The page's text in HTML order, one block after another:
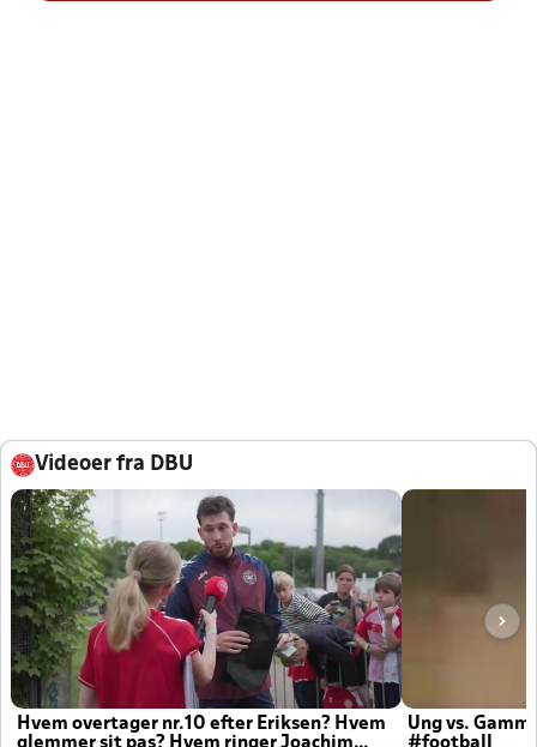
Videoer fra DBU
Hvem overtager nr.10 efter Eriksen? Hvem
Ung vs.